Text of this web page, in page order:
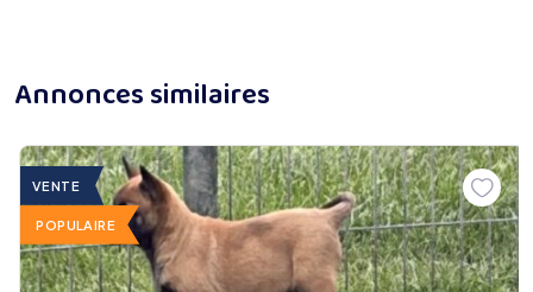
Annonces similaires
VENTE
POPULAIRE